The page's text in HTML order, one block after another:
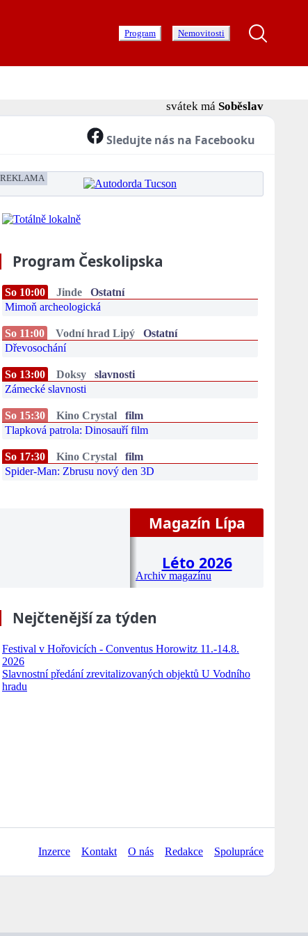
Program Nemovitosti
svátek má Soběslav
Sledujte nás na Facebooku
REKLAMA
Program Českolipska
So 10:00 Jinde
Ostatní
Mimoň archeologická
So 11:00 Vodní hrad Lipý
Ostatní
Dřevosochání
So 13:00 Doksy
slavnosti
Zámecké slavnosti
So 15:30 Kino Crystal
film
Tlapková patrola: Dinosauří film
So 17:30 Kino Crystal
film
Spider-Man: Zbrusu nový den 3D
Magazín Lípa
Léto 2026
Archiv magazínu
Nejčtenější za týden
Festival v Hořovicích - Conventus Horowitz 11.-14.8.
2026
Slavnostní předání zrevitalizovaných objektů U Vodního
hradu
Inzerce Kontakt O nás Redakce Spolupráce